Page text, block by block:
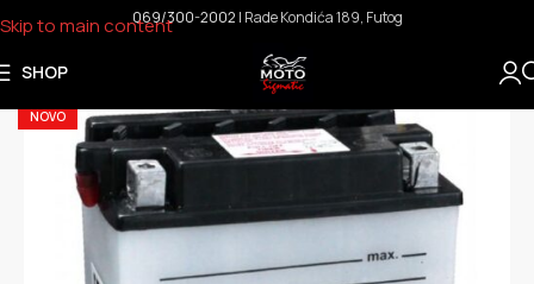
Skip to main content069/300-2002 I Rade Kondića 189, Futog
SHOP
NOVO